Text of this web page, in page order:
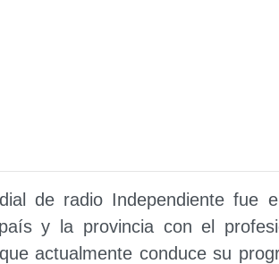
de radio Independiente fue
y la provincia con el
actualmente conduce su